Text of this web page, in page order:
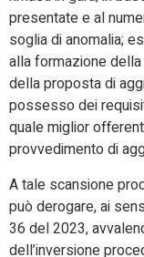
presentate e al
soglia di anomalia;
alla formazione
della proposta di
possesso dei
quale miglior
provvedimento di
A tale scansione
può derogare, ai
36 del 2023,
dell’inversione